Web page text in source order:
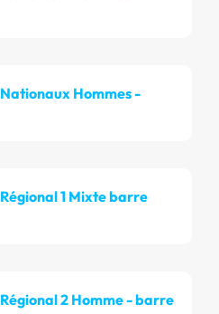
Hommes -
1 Mixte barre
2 Homme - barre